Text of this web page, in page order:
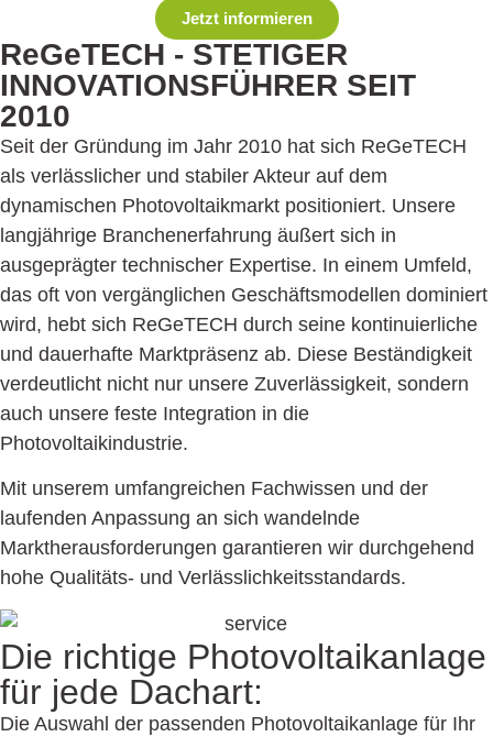
Jetzt informieren
ReGeTECH - STETIGER
INNOVATIONSFÜHRER SEIT
2010
Seit der Gründung im Jahr 2010 hat sich ReGeTECH
als verlässlicher und stabiler Akteur auf dem
dynamischen Photovoltaikmarkt positioniert. Unsere
langjährige Branchenerfahrung äußert sich in
ausgeprägter technischer Expertise. In einem Umfeld,
das oft von vergänglichen Geschäftsmodellen dominiert
wird, hebt sich ReGeTECH durch seine kontinuierliche
und dauerhafte Marktpräsenz ab. Diese Beständigkeit
verdeutlicht nicht nur unsere Zuverlässigkeit, sondern
auch unsere feste Integration in die
Photovoltaikindustrie.
Mit unserem umfangreichen Fachwissen und der
laufenden Anpassung an sich wandelnde
Marktherausforderungen garantieren wir durchgehend
hohe Qualitäts- und Verlässlichkeitsstandards.
Die richtige Photovoltaik­anlage
für jede Dachart:
Die Auswahl der passenden Photovoltaik­anlage für Ihr